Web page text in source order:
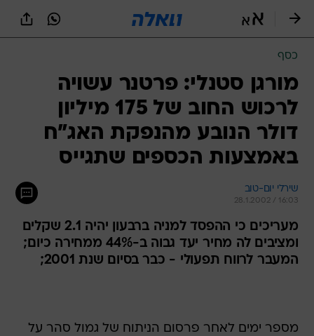
כסף
מורגן סטנלי: פרטנר עשויה
לרכוש החוב של 175 מיליון
דולר הנובע מהנפקת האג"ח
באמצעות הכספים שתגייס
שירלי יום-טוב
28.1.2002 / 16:03
מעריכים כי ההפסד למניה ברבעון יהיה 2.1 שקלים
ומציבים לה מחיר יעד גבוה ב-44% ממחירה כיום;
המעבר לרווח תפעולי - כבר בסיום שנת 2001;
מספר ימים לאחר פרסום הניתוח של גמול סהר על